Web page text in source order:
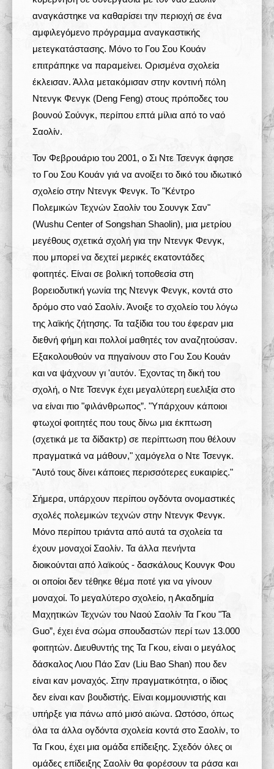
αναγκάστηκε να καθαρίσει την περιοχή σε ένα
αμφιλεγόμενο πρόγραμμα αναγκαστικής
μετεγκατάστασης. Μόνο το Γου Σου Κουάν
επιτράπηκε να παραμείνει. Ορισμένα σχολεία
έκλεισαν. Άλλα μετακόμισαν στην κοντινή πόλη
Ντενγκ Φενγκ (Deng Feng) στους πρόποδες του
βουνού Σούνγκ, περίπου επτά μίλια από το ναό
Σαολίν.
Τον Φεβρουάριο του 2001, ο Σι Ντε Τσενγκ άφησε
το Γου Σου Κουάν γιά να ανοίξει το δικό του ιδιωτικό
σχολείο στην Ντενγκ Φενγκ. Το "Κέντρο
Πολεμικών Τεχνών Σαολίν του Σουνγκ Σαν"
(Wushu Center of Songshan Shaolin), μια μετρίου
μεγέθους σχετικά σχολή για την Ντενγκ Φενγκ,
που μπορεί να δεχτεί μερικές εκατοντάδες
φοιτητές. Είναι σε βολική τοποθεσία στη
βορειοδυτική γωνία της Ντενγκ Φενγκ, κοντά στο
δρόμο στο ναό Σαολίν. Άνοιξε το σχολείο του λόγω
της λαϊκής ζήτησης. Τα ταξίδια του του έφεραν μια
διεθνή φήμη και πολλοί μαθητές τον αναζητούσαν.
Εξακολουθούν να πηγαίνουν στο Γου Σου Κουάν
και να ψάχνουν γι 'αυτόν. Έχοντας τη δική του
σχολή, ο Ντε Τσενγκ έχει μεγαλύτερη ευελιξία στο
να είναι πιο "φιλάνθρωπος”. "Υπάρχουν κάποιοι
φτωχοί φοιτητές που τους δίνω μια έκπτωση
(σχετικά με τα δίδακτρ) σε περίπτωση που θέλουν
πραγματικά να μάθουν," χαμόγελα ο Ντε Τσενγκ.
"Αυτό τους δίνει κάποιες περισσότερες ευκαιρίες."
Σήμερα, υπάρχουν περίπου ογδόντα ονομαστικές
σχολές πολεμικών τεχνών στην Ντενγκ Φενγκ.
Μόνο περίπου τριάντα από αυτά τα σχολεία τα
έχουν μοναχοί Σαολίν. Τα άλλα πενήντα
διοικούνται από λαϊκούς - δασκάλους Κουνγκ Φου
οι οποίοι δεν τέθηκε θέμα ποτέ για να γίνουν
μοναχοί. Το μεγαλύτερο σχολείο, η Ακαδημία
Μαχητικών Τεχνών του Ναού Σαολίν Τα Γκου "Ta
Guo”, έχει ένα σώμα σπουδαστών περί των 13.000
φοιτητών. Διευθυντής της Τα Γκου, είναι ο μεγάλος
δάσκαλος Λιου Πάο Σαν (Liu Bao Shan) που δεν
είναι καν μοναχός. Στην πραγματικότητα, ο ίδιος
δεν είναι καν βουδιστής. Είναι κομμουνιστής και
υπήρξε για πάνω από μισό αιώνα. Ωστόσο, όπως
όλα τα άλλα ογδόντα σχολεία κοντά στο Σαολίν, το
Τα Γκου, έχει μια ομάδα επίδειξης. Σχεδόν όλες οι
ομάδες επίδειξης Σαολίν θα φορέσουν τα ράσα και